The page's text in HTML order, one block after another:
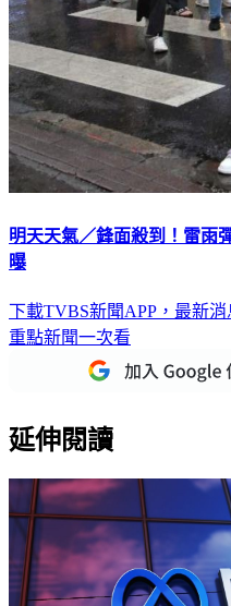
明天天氣／鋒面殺到！雷
曝
下載TVBS新聞APP，最新
重點新聞一次看
延伸閱讀